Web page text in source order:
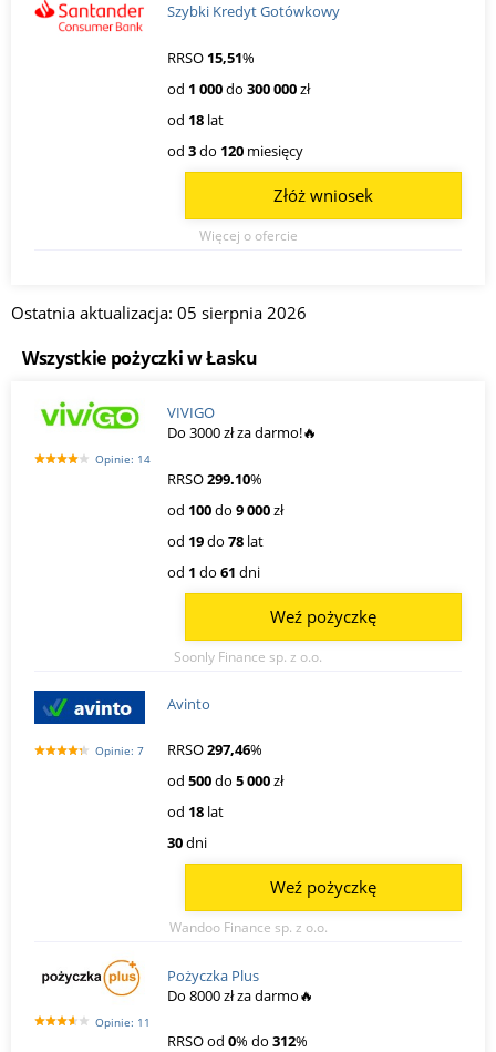
Szybki Kredyt Gotówkowy
RRSO 15,51%
od 1 000do 300 000zł
od 18 lat
od 3do 120 miesięcy
Więcej o ofercie
Złóż wniosek
Ostatnia aktualizacja: 05 sierpnia 2026
Wszystkie pożyczki w Łasku
Opinie: 14
VIVIGO
Do 3000 zł za darmo!🔥
RRSO299.10%
od 100do 9 000zł
od 19do 78 lat
od 1 do 61 dni
Soonly Finance sp. z o.o.
Weź pożyczkę
Opinie: 7
Avinto
RRSO297,46%
od 500do 5 000zł
od 18 lat
30dni
Wandoo Finance sp. z o.o.
Weź pożyczkę
Opinie: 11
Pożyczka Plus
Do 8000 zł za darmo🔥
RRSO od 0% do 312%